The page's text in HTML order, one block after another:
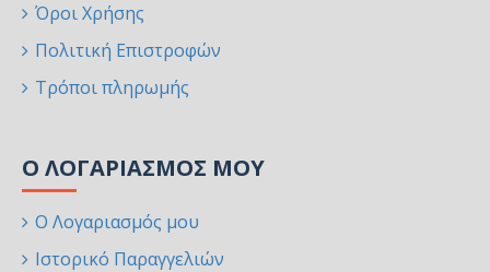
Όροι Χρήσης
Πολιτική Επιστροφών
Τρόποι πληρωμής
Ο ΛΟΓΑΡΙΑΣΜΌΣ ΜΟΥ
Ο Λογαριασμός μου
Ιστορικό Παραγγελιών